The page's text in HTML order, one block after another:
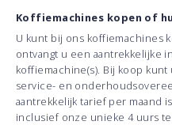
Koffiemachines kopen of
U kunt bij ons koffiemachines
ontvangt u een aantrekkelijke
koffiemachine(s). Bij koop
service- en
aantrekkelijk tarief per maand
inclusief onze unieke 4 uurs